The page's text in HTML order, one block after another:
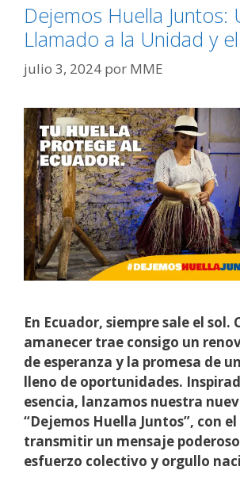
Dejemos Huella Juntos:
Llamado a la Unidad y
julio 3, 2024 por MME
En Ecuador, siempre sale el sol.
amanecer trae consigo un
de esperanza y la promesa de
lleno de oportunidades.
esencia, lanzamos nuestra
“Dejemos Huella Juntos”, con
transmitir un mensaje
esfuerzo colectivo y orgullo